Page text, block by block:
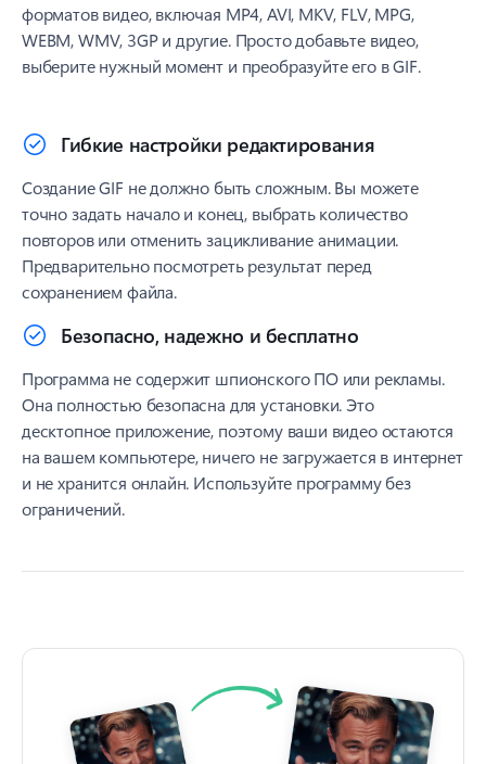
форматов видео, включая MP4, AVI, MKV, FLV, MPG,
WEBM, WMV, 3GP и другие. Просто добавьте видео,
выберите нужный момент и преобразуйте его в GIF.
Гибкие настройки редактирования
Создание GIF не должно быть сложным. Вы можете
точно задать начало и конец, выбрать количество
повторов или отменить зацикливание анимации.
Предварительно посмотреть результат перед
сохранением файла.
Безопасно, надежно и бесплатно
Программа не содержит шпионского ПО или рекламы.
Она полностью безопасна для установки. Это
десктопное приложение, поэтому ваши видео остаются
на вашем компьютере, ничего не загружается в интернет
и не хранится онлайн. Используйте программу без
ограничений.